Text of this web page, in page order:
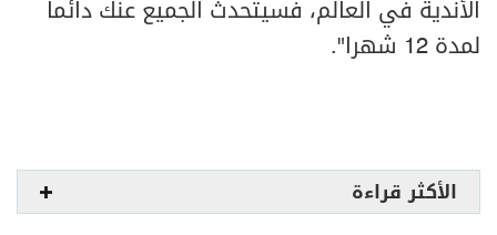
الأندية في العالم، فسيتحدث الجميع عنك دائما
لمدة 12 شهرا".
الأكثر قراءة